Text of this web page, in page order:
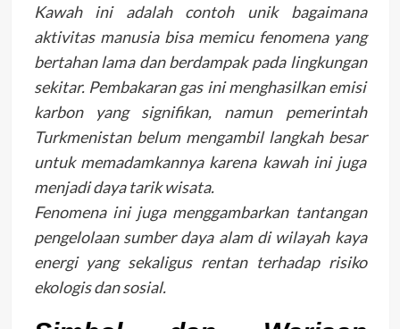
Kawah ini adalah contoh unik bagaimana
aktivitas manusia bisa memicu fenomena yang
bertahan lama dan berdampak pada lingkungan
sekitar. Pembakaran gas ini menghasilkan emisi
karbon yang signifikan, namun pemerintah
Turkmenistan belum mengambil langkah besar
untuk memadamkannya karena kawah ini juga
menjadi daya tarik wisata.
Fenomena ini juga menggambarkan tantangan
pengelolaan sumber daya alam di wilayah kaya
energi yang sekaligus rentan terhadap risiko
ekologis dan sosial.